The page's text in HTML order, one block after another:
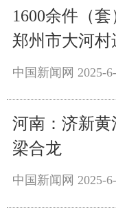
1600余件（
郑州市大河
中国新闻网 2025-
河南：济新
梁合龙
中国新闻网 2025-